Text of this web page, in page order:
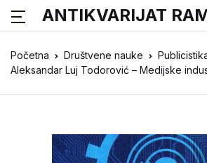
ANTIKVARIJAT
Početna Društvene nauke
Aleksandar Luj Todorović – Medijske